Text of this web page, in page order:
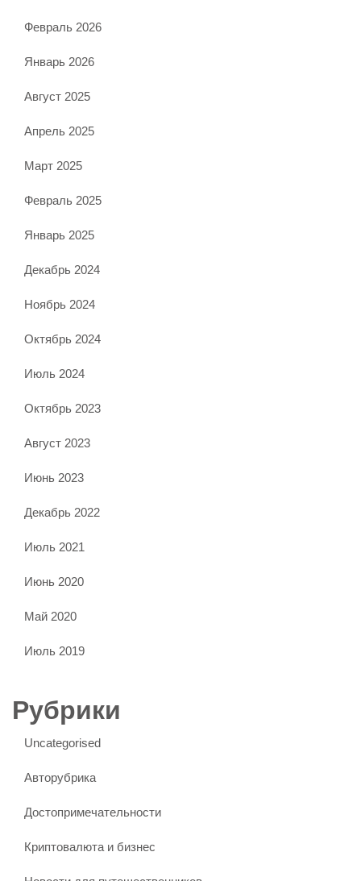
Февраль 2026
Январь 2026
Август 2025
Апрель 2025
Март 2025
Февраль 2025
Январь 2025
Декабрь 2024
Ноябрь 2024
Октябрь 2024
Июль 2024
Октябрь 2023
Август 2023
Июнь 2023
Декабрь 2022
Июль 2021
Июнь 2020
Май 2020
Июль 2019
Рубрики
Uncategorised
Авторубрика
Достопримечательности
Криптовалюта и бизнес